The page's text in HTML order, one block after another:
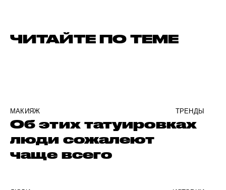
ЧИТАЙТЕ ПО ТЕМЕ
МАКИЯЖ ТРЕНДЫ
Об этих татуировках
люди сожалеют
чаще всего